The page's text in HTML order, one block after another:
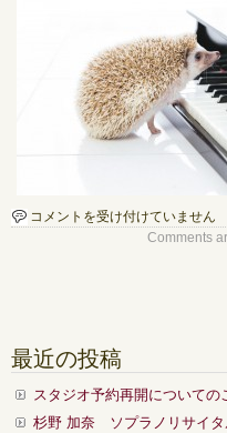
【ス
定
の
お
知
コメントを受け付けていません
Comments
最近の投稿
スタジオ予約再開についての
杉野 加奈 ソプラノリサイタ